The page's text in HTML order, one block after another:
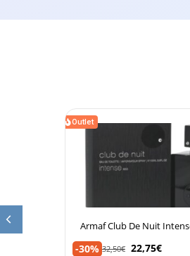
Armaf Club De Nuit Intense Man 105ml
22,75€